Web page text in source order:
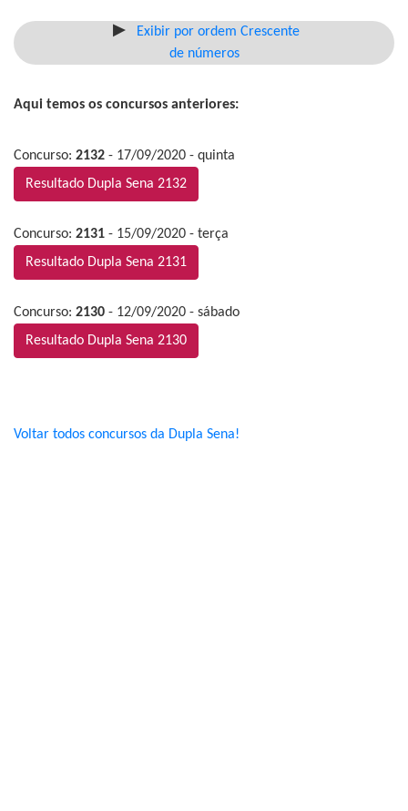
Exibir por ordem Crescente
de números
Aqui temos os concursos anteriores:
Concurso: 2132 - 17/09/2020 - quinta
Resultado Dupla Sena 2132
Concurso: 2131 - 15/09/2020 - terça
Resultado Dupla Sena 2131
Concurso: 2130 - 12/09/2020 - sábado
Resultado Dupla Sena 2130
Voltar todos concursos da Dupla Sena!